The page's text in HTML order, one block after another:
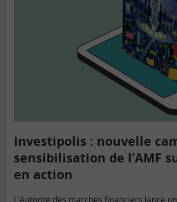
Investipolis : nouvelle
sensibilisation de l’AMF
en action